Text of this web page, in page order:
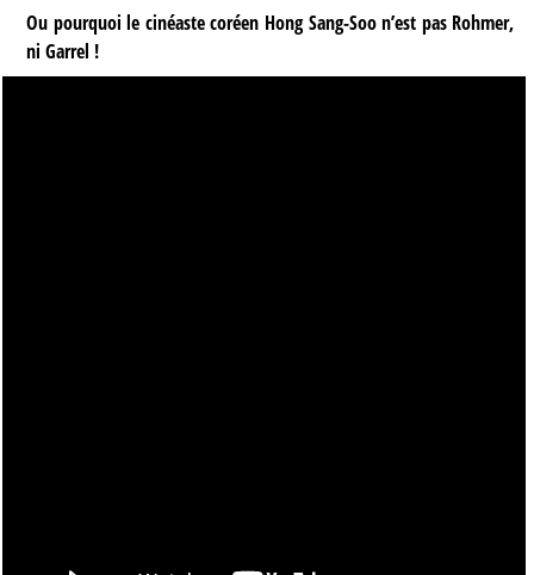
Ou pourquoi le cinéaste coréen Hong Sang-Soo n’est pas Rohmer,
ni Garrel !